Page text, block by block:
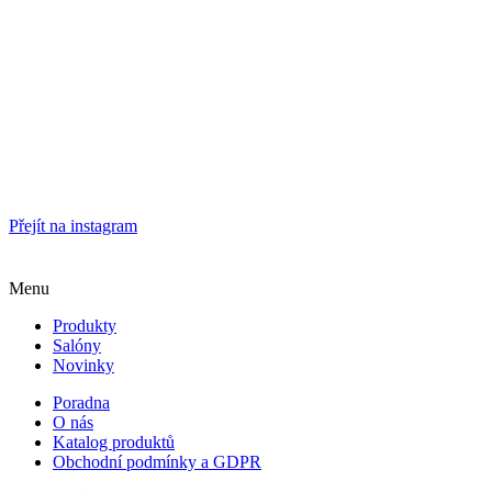
Přejít na instagram
Menu
Produkty
Salóny
Novinky
Poradna
O nás
Katalog produktů
Obchodní podmínky a GDPR